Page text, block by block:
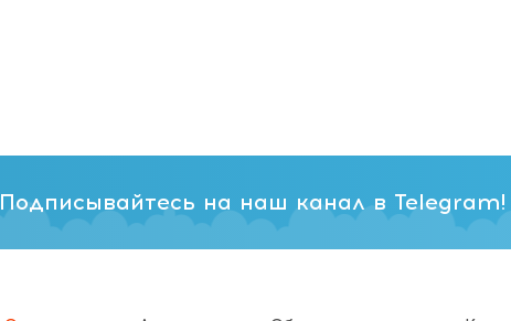
Подписывайтесь на наш канал в Telegram!